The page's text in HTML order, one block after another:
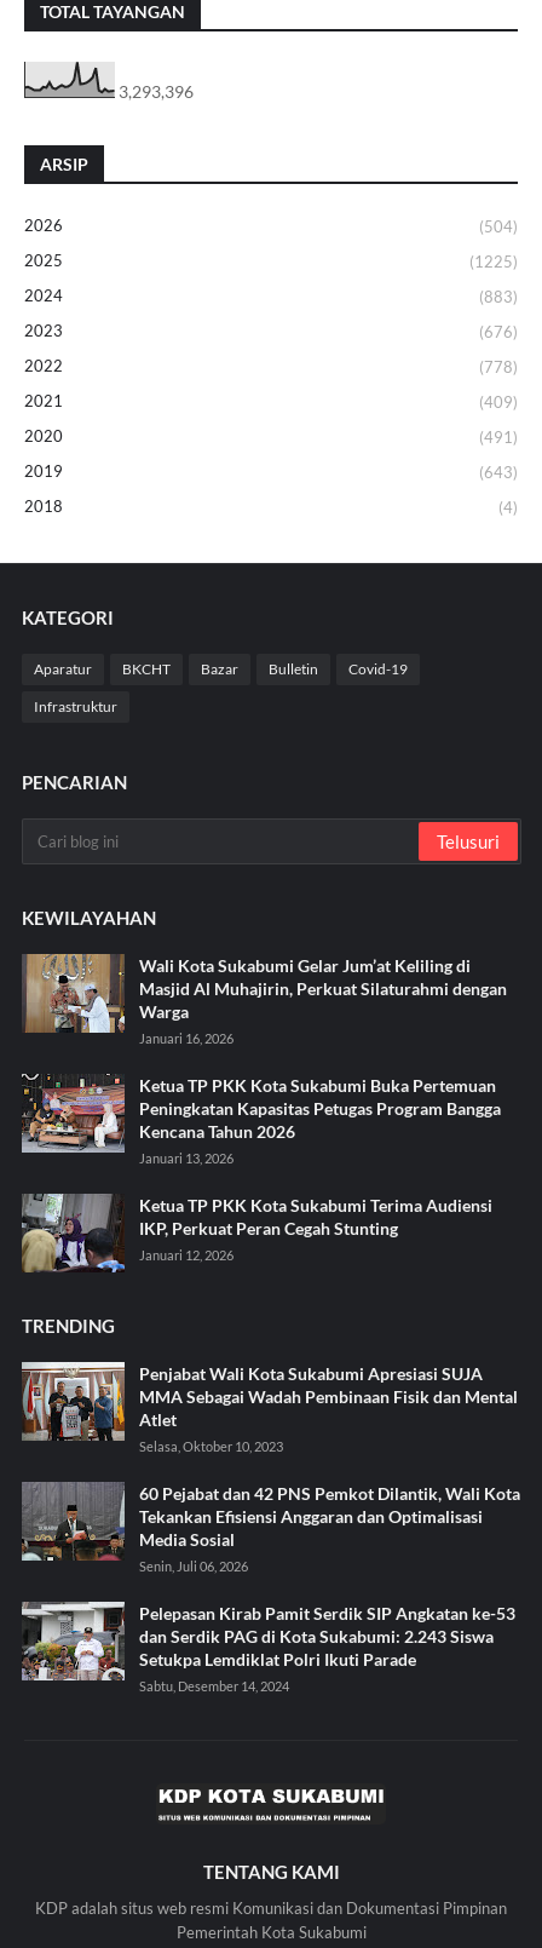
TOTAL TAYANGAN
3,293,396
ARSIP
2026
(504)
2025
(1225)
2024
(883)
2023
(676)
2022
(778)
2021
(409)
2020
(491)
2019
(643)
2018
(4)
KATEGORI
Aparatur BKCHT Bazar Bulletin Covid-19
Infrastruktur
PENCARIAN
KEWILAYAHAN
Wali Kota Sukabumi Gelar Jum’at Keliling di
Masjid Al Muhajirin, Perkuat Silaturahmi dengan
Warga
Januari 16, 2026
Ketua TP PKK Kota Sukabumi Buka Pertemuan
Peningkatan Kapasitas Petugas Program Bangga
Kencana Tahun 2026
Januari 13, 2026
Ketua TP PKK Kota Sukabumi Terima Audiensi
IKP, Perkuat Peran Cegah Stunting
Januari 12, 2026
TRENDING
Penjabat Wali Kota Sukabumi Apresiasi SUJA
MMA Sebagai Wadah Pembinaan Fisik dan Mental
Atlet
Selasa, Oktober 10, 2023
60 Pejabat dan 42 PNS Pemkot Dilantik, Wali Kota
Tekankan Efisiensi Anggaran dan Optimalisasi
Media Sosial
Senin, Juli 06, 2026
Pelepasan Kirab Pamit Serdik SIP Angkatan ke-53
dan Serdik PAG di Kota Sukabumi: 2.243 Siswa
Setukpa Lemdiklat Polri Ikuti Parade
Sabtu, Desember 14, 2024
TENTANG KAMI
KDP adalah situs web resmi Komunikasi dan Dokumentasi Pimpinan
Pemerintah Kota Sukabumi